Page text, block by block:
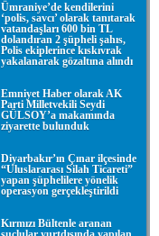
Ümraniye’de kendilerini
‘polis, savcı’ olarak tanıtarak
vatandaşları 600 bin TL
dolandıran 2 şüpheli şahıs,
Polis ekiplerince kıskıvrak
yakalanarak gözaltına alındı
Emniyet Haber olarak AK
Parti Milletvekili Seydi
GÜLSOY’a makamında
ziyarette bulunduk
Diyarbakır’ın Çınar ilçesinde
“Uluslararası Silah Ticareti”
yapan şüphelilere yönelik
operasyon gerçekleştirildi
Kırmızı Bültenle aranan